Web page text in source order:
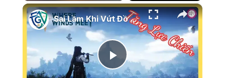
Play Unmute Fullscreen ×
Play Video
Sai Lầm Khi Vứt Đồ Thấp Cấp | Mẹo Kích Hoạt Thuộc Tính Vĩnh Viễn Trong Where Winds Meet